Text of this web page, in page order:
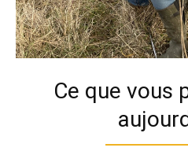
Ce que vous